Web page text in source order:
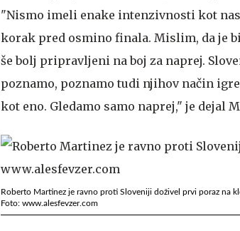
"Nismo imeli enake intenzivnosti kot
korak pred osmino finala. Mislim, da je
še bolj pripravljeni na boj za naprej.
poznamo, poznamo tudi njihov način
kot eno. Gledamo samo naprej," je dejal
Roberto Martinez je ravno proti Sloveniji doživel prvi poraz na
Foto: www.alesfevzer.com